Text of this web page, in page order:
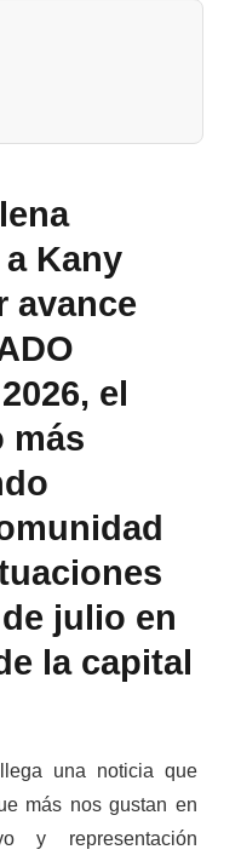
Kany
avance
el
más
julio en
la capital
una noticia que
más nos gustan en
y representación